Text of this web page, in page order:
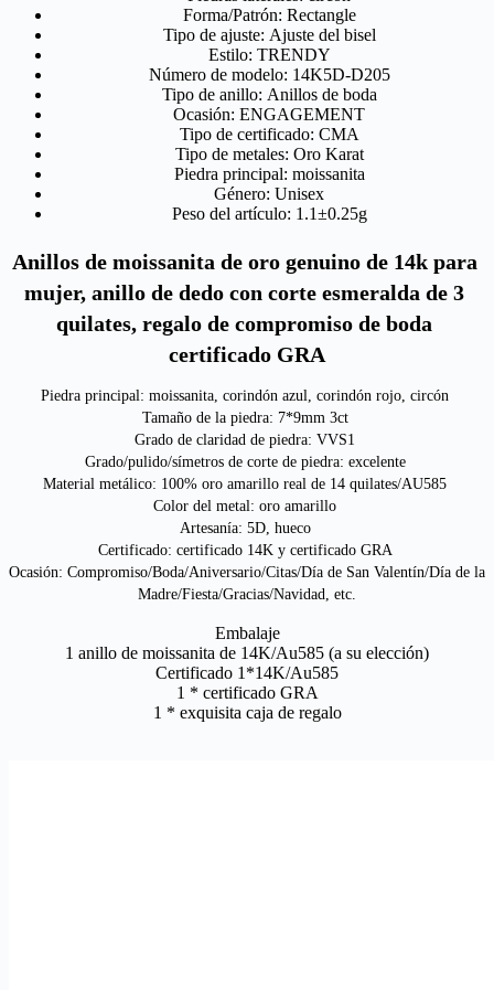
Forma/Patrón: Rectangle
Tipo de ajuste: Ajuste del bisel
Estilo: TRENDY
Número de modelo: 14K5D-D205
Tipo de anillo: Anillos de boda
Ocasión: ENGAGEMENT
Tipo de certificado: CMA
Tipo de metales: Oro Karat
Piedra principal: moissanita
Género: Unisex
Peso del artículo: 1.1±0.25g
Anillos de moissanita de oro genuino de 14k para
mujer, anillo de dedo con corte esmeralda de 3
quilates, regalo de compromiso de boda
certificado GRA
Piedra principal: moissanita, corindón azul, corindón rojo, circón
Tamaño de la piedra: 7*9mm 3ct
Grado de claridad de piedra: VVS1
Grado/pulido/símetros de corte de piedra: excelente
Material metálico: 100% oro amarillo real de 14 quilates/AU585
Color del metal: oro amarillo
Artesanía: 5D, hueco
Certificado: certificado 14K y certificado GRA
Ocasión: Compromiso/Boda/Aniversario/Citas/Día de San Valentín/Día de la
Madre/Fiesta/Gracias/Navidad, etc.
Embalaje
1 anillo de moissanita de 14K/Au585 (a su elección)
Certificado 1*14K/Au585
1 * certificado GRA
1 * exquisita caja de regalo